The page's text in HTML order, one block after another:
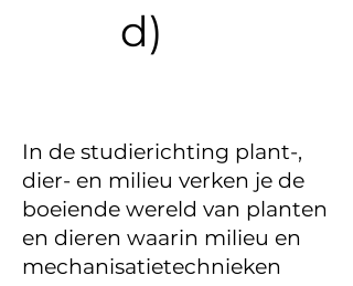
d)
In de studierichting plant-,
dier- en milieu verken je de
boeiende wereld van planten
en dieren waarin milieu en
mechanisatietechnieken